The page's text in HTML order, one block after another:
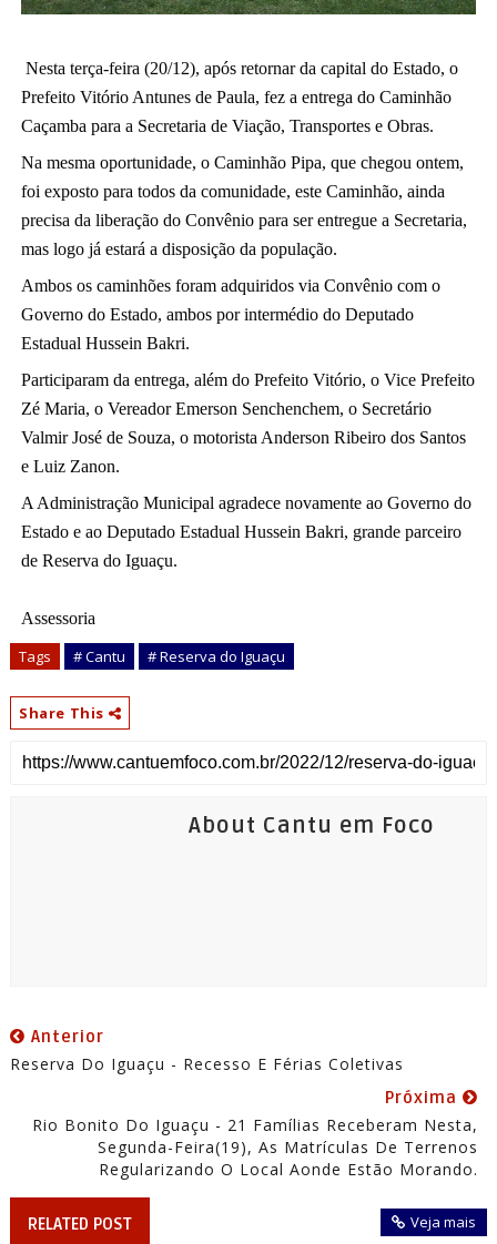
Nesta terça-feira (20/12), após retornar da capital do Estado, o
Prefeito Vitório Antunes de Paula, fez a entrega do Caminhão
Caçamba para a Secretaria de Viação, Transportes e Obras.
Na mesma oportunidade, o Caminhão Pipa, que chegou ontem,
foi exposto para todos da comunidade, este Caminhão, ainda
mas logo já estará a disposição da população.
Ambos os caminhões foram adquiridos via Convênio com o
Governo do Estado, ambos por intermédio do Deputado
Estadual Hussein Bakri.
Participaram da entrega, além do Prefeito Vitório, o Vice Prefeito
Zé Maria, o Vereador Emerson Senchenchem, o Secretário
Valmir José de Souza, o motorista Anderson Ribeiro dos Santos
e Luiz Zanon.
A Administração Municipal agradece novamente ao Governo do
Estado e ao Deputado Estadual Hussein Bakri, grande parceiro
de Reserva do Iguaçu.
Assessoria
Tags # Cantu # Reserva do Iguaçu
Share This
About Cantu em Foco
Anterior
Reserva Do Iguaçu - Recesso E Férias Coletivas
Próxima
Rio Bonito Do Iguaçu - 21 Famílias Receberam Nesta,
Segunda-Feira(19), As Matrículas De Terrenos
Regularizando O Local Aonde Estão Morando.
RELATED POST Veja mais